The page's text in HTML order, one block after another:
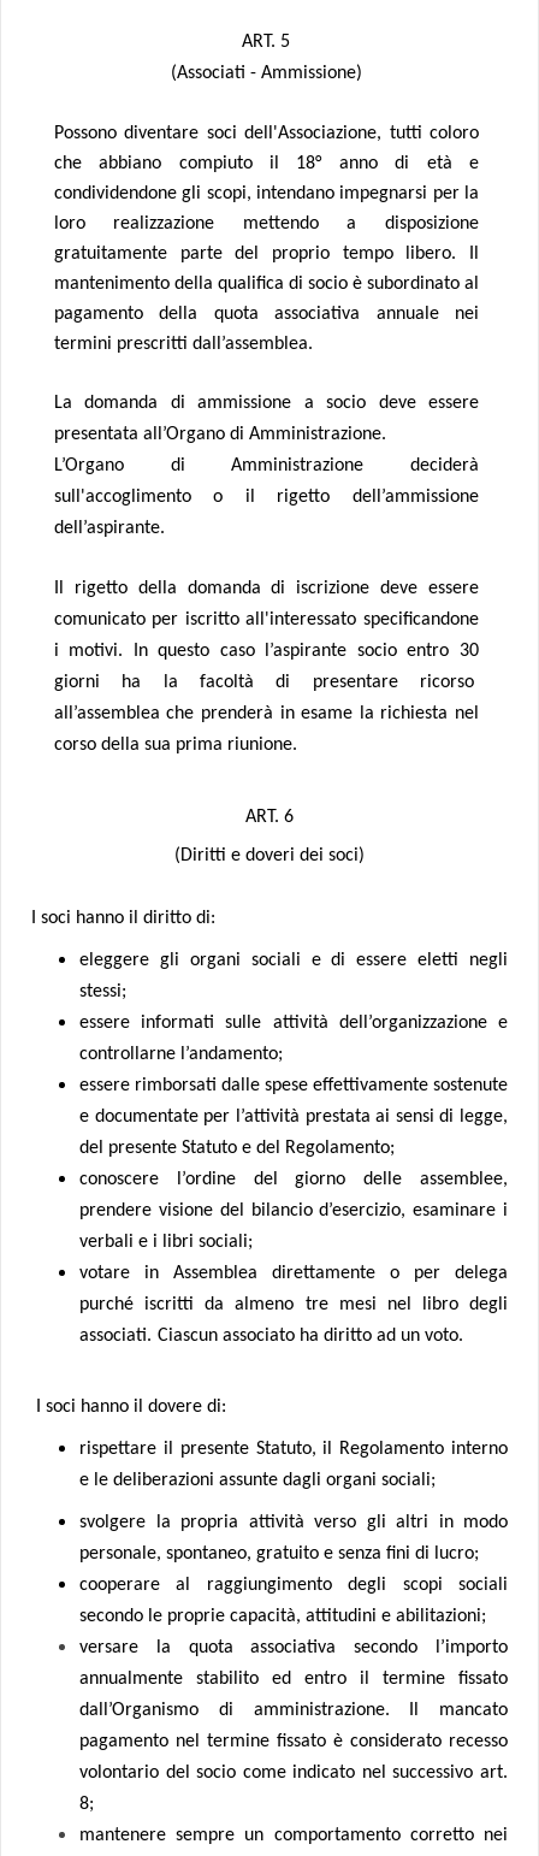
ART. 5
(Associati - Ammissione)
Possono diventare soci dell'Associazione, tutti coloro
che abbiano compiuto il 18° anno di età e
condividendone gli scopi, intendano impegnarsi per la
loro realizzazione mettendo a disposizione
gratuitamente parte del proprio tempo libero. Il
mantenimento della qualifica di socio è subordinato al
pagamento della quota associativa annuale nei
termini prescritti dall’assemblea.
La domanda di ammissione a socio deve essere
presentata all’Organo di Amministrazione.
L’Organo di Amministrazione deciderà
sull'accoglimento o il rigetto dell’ammissione
dell’aspirante.
Il rigetto della domanda di iscrizione deve essere
comunicato per iscritto all'interessato specificandone
i motivi. In questo caso l’aspirante socio entro 30
giorni ha la facoltà di presentare ricorso
all’assemblea che prenderà in esame la richiesta nel
corso della sua prima riunione.
ART. 6
(Diritti e doveri dei soci)
I soci hanno il diritto di:
eleggere gli organi sociali e di essere eletti negli
stessi;
essere informati sulle attività dell’organizzazione e
controllarne l’andamento;
essere rimborsati dalle spese effettivamente sostenute
e documentate per l’attività prestata ai sensi di legge,
del presente Statuto e del Regolamento;
conoscere l’ordine del giorno delle assemblee,
prendere visione del bilancio d’esercizio, esaminare i
verbali e i libri sociali;
votare in Assemblea direttamente o per delega
purché iscritti da almeno tre mesi nel libro degli
associati. Ciascun associato ha diritto ad un voto.
I soci hanno il dovere di:
rispettare il presente Statuto, il Regolamento interno
e le deliberazioni assunte dagli organi sociali;
svolgere la propria attività verso gli altri in modo
personale, spontaneo, gratuito e senza fini di lucro;
cooperare al raggiungimento degli scopi sociali
secondo le proprie capacità, attitudini e abilitazioni;
versare la quota associativa secondo l’importo
annualmente stabilito ed entro il termine fissato
dall’Organismo di amministrazione. Il mancato
pagamento nel termine fissato è considerato recesso
volontario del socio come indicato nel successivo art.
8;
mantenere sempre un comportamento corretto nei